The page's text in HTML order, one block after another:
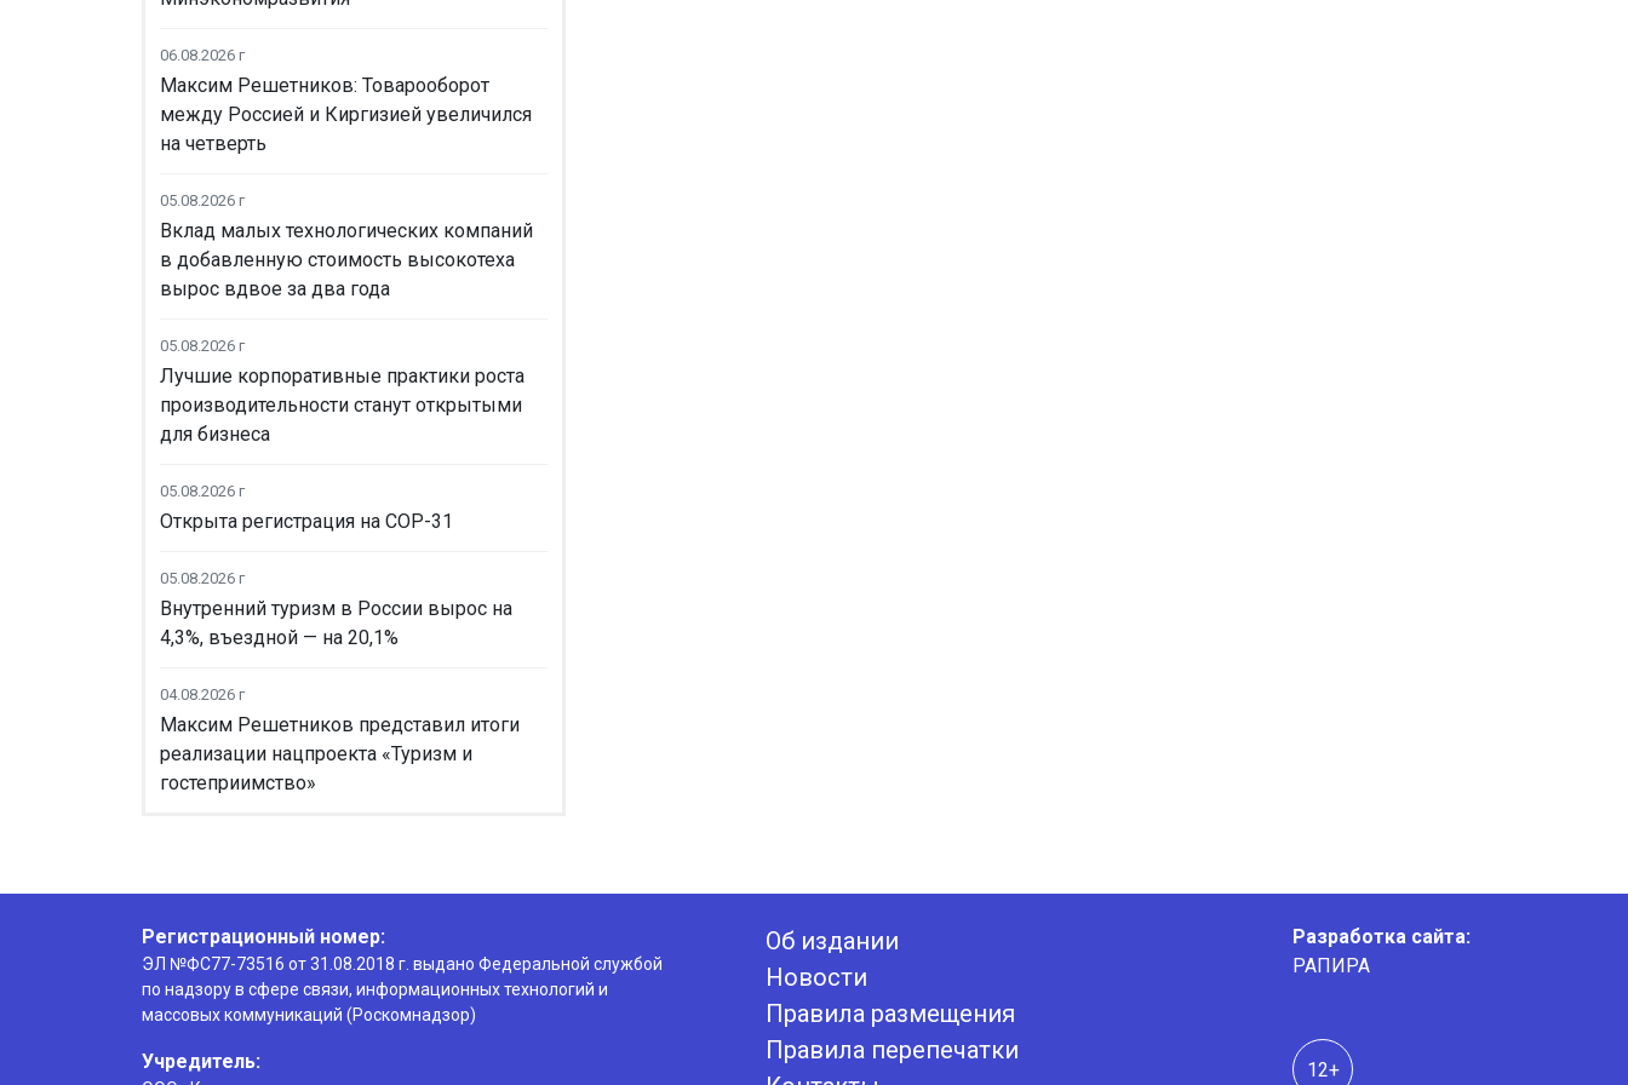
06.08.2026 г
Максим Решетников: Товарооборот
между Россией и Киргизией увеличился
на четверть
05.08.2026 г
Вклад малых технологических компаний
в добавленную стоимость высокотеха
вырос вдвое за два года
05.08.2026 г
Лучшие корпоративные практики роста
производительности станут открытыми
для бизнеса
05.08.2026 г
Открыта регистрация на COP-31
05.08.2026 г
Внутренний туризм в России вырос на
4,3%, въездной — на 20,1%
04.08.2026 г
Максим Решетников представил итоги
реализации нацпроекта «Туризм и
гостеприимство»
Регистрационный номер:
ЭЛ №ФС77-73516 от 31.08.2018 г. выдано Федеральной службой
по надзору в сфере связи, информационных технологий и
массовых коммуникаций (Роскомнадзор)
Учредитель:
Об издании
Новости
Правила размещения
Правила перепечатки
Разработка сайта:
РАПИРА
12+